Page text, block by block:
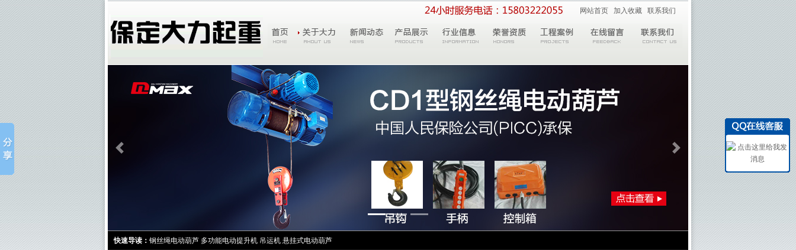
网站首页 加入收藏 联系我们
快速导读： 钢丝绳电动葫芦 多功能电动提升机 吊运机 悬挂式电动葫芦